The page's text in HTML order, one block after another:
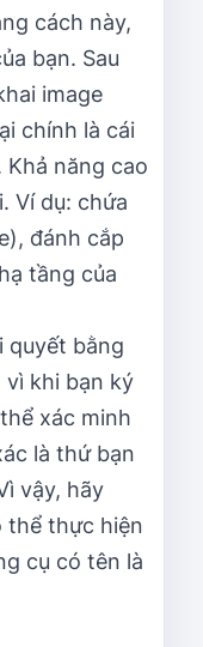
cách này,
bạn. Sau
image
chính là cái
Khả năng cao
Ví dụ: chứa
đánh cắp
tầng của
quyết bằng
vì khi bạn ký
xác minh
là thứ bạn
vậy, hãy
thể thực hiện
cụ có tên là